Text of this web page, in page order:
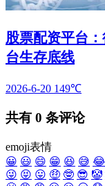
股票配资平台
台生存底线
2026-6-20 149℃
共有 0 条评论
emoji表情
😀 😃 😄 😁 😆 😅 😂
😜 😝 😛 🤑 🤓 😎 🤡